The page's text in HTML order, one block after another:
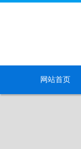
网站首页